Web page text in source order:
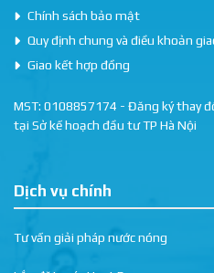
Chính sách bảo mật
Quy định chung và điều khoản
Giao kết hợp đồng
MST: 0108857174 - Đăng ký thay
tại Sở kế hoạch đầu tư TP Hà Nội
Dịch vụ chính
Tư vấn giải pháp nước nóng